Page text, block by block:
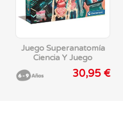
Juego Superanatomía
Ciencia Y Juego
30,95 €